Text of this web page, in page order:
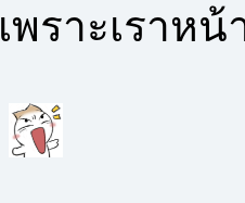
เพราะเราห